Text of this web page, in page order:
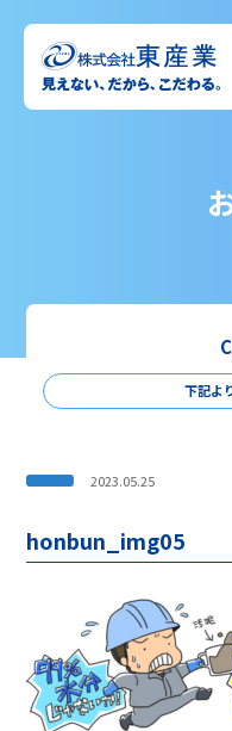
下記よ
2023.05.25
honbun_img05